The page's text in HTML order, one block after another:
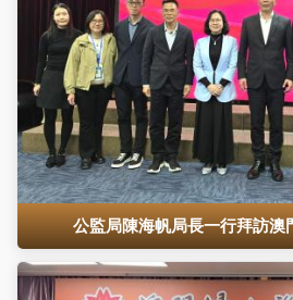
公監局陳海帆局長一行拜訪澳